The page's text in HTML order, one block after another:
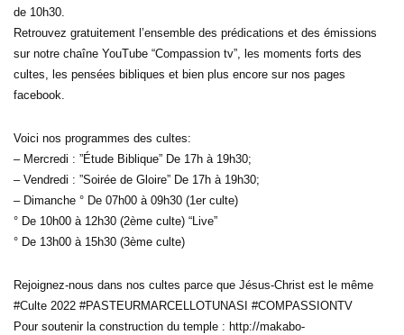
de 10h30.
Retrouvez gratuitement l’ensemble des prédications et des émissions
sur notre chaîne YouTube “Compassion tv”, les moments forts des
cultes, les pensées bibliques et bien plus encore sur nos pages
facebook.
Voici nos programmes des cultes:
– Mercredi : ”Étude Biblique” De 17h à 19h30;
– Vendredi : ”Soirée de Gloire” De 17h à 19h30;
– Dimanche ° De 07h00 à 09h30 (1er culte)
° De 10h00 à 12h30 (2ème culte) “Live”
° De 13h00 à 15h30 (3ème culte)
Rejoignez-nous dans nos cultes parce que Jésus-Christ est le même
#Culte 2022 #PASTEURMARCELLOTUNASI #COMPASSIONTV
Pour soutenir la construction du temple : http://makabo-